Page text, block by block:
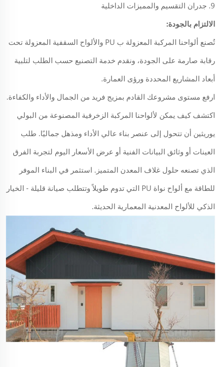
9. جدران التقسيم والمميزات الداخلية
الالتزام بالجودة:
تُصنع ألواحنا المركبة المعزولة ب PU والألواح السقفية المعزولة تحت
رقابة صارمة على الجودة، ونقدم خدمة التصنيع حسب الطلب لتلبية
أبعاد المشاريع المحددة ورؤى العمارة.
ارفع مستوى مشروعك القادم بمزيج فريد من الجمال والأداء والكفاءة.
اكتشف كيف يمكن لألواحنا المركبة الزخرفية المصنوعة من البولي
يوريثين أن تتحول إلى عنصر بناء عالي الأداء ومذهل جماليًا. طلب
العينات أو وثائق البيانات الفنية أو عرض الأسعار اليوم لتجربة الفرق
الذي تصنعه حلول غلاف المعدن المتميز. استثمر في البناء الموفر
للطاقة مع ألواح نواة PU التي تدوم طويلاً وتتطلب صيانة قليلة - الخيار
الذكي للألواح المعدنية المعمارية الحديثة.